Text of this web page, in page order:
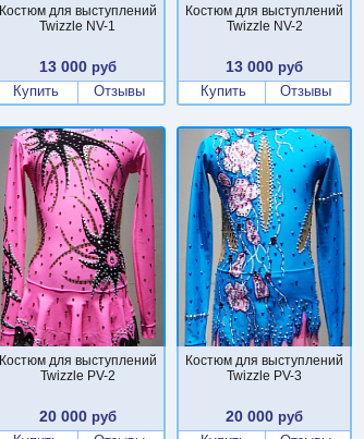
Костюм для выступлений
Twizzle NV-1
13 000руб
Купить
Отзывы
Костюм для выступлений
Twizzle NV-2
13 000 руб
Купить
Отзывы
Костюм для выступлений
Twizzle PV-2
20 000руб
Костюм для выступлений
Twizzle PV-3
20 000 руб